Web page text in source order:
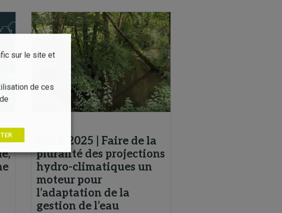
CGLE 2025 | Faire de la
pluralité des projections
hydro-climatiques un
moteur pour
l’adaptation de la
gestion de l’eau
sur le site et
de ces